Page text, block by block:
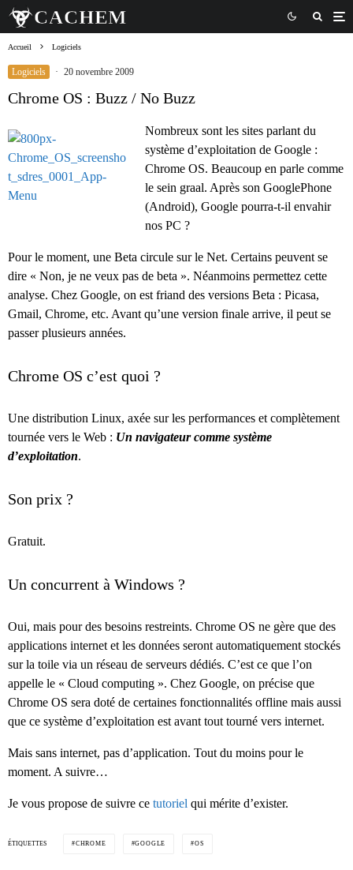
Accueil Logiciels
Logiciels · 20 novembre 2009
Chrome OS : Buzz / No Buzz
Nombreux sont les sites parlant du
système d’exploitation de Google :
Chrome OS. Beaucoup en parle comme
le sein graal. Après son GooglePhone
(Android), Google pourra-t-il envahir
nos PC ?
Pour le moment, une Beta circule sur le Net. Certains peuvent se
dire « Non, je ne veux pas de beta ». Néanmoins permettez cette
analyse. Chez Google, on est friand des versions Beta : Picasa,
Gmail, Chrome, etc. Avant qu’une version finale arrive, il peut se
passer plusieurs années.
Chrome OS c’est quoi ?
Une distribution Linux, axée sur les performances et complètement
tournée vers le Web : Un navigateur comme système
d’exploitation.
Son prix ?
Gratuit.
Un concurrent à Windows ?
Oui, mais pour des besoins restreints. Chrome OS ne gère que des
applications internet et les données seront automatiquement stockés
sur la toile via un réseau de serveurs dédiés. C’est ce que l’on
appelle le « Cloud computing ». Chez Google, on précise que
Chrome OS sera doté de certaines fonctionnalités offline mais aussi
que ce système d’exploitation est avant tout tourné vers internet.
Mais sans internet, pas d’application. Tout du moins pour le
moment. A suivre…
Je vous propose de suivre ce tutoriel qui mérite d’exister.
ÉTIQUETTES CHROME GOOGLE OS